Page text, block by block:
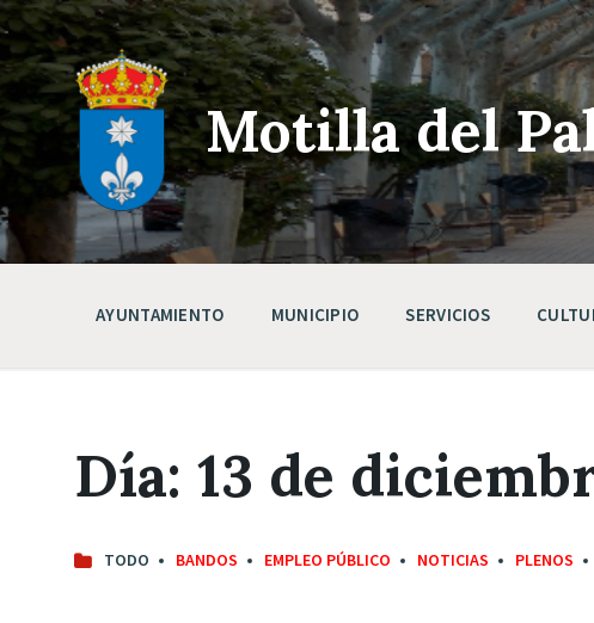
Skip
to
content
Saltar
a
la
navegación
principal
Saltar
a
pie
de
página
Motilla del
AYUNTAMIENTO MUNICIPIO SERVICIOS
Día: 13 de
TODO BANDOS EMPLEO PÚBLICO NOTICIAS PLENOS